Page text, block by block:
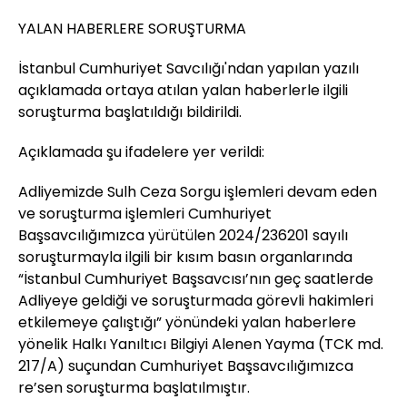
YALAN HABERLERE SORUŞTURMA
İstanbul Cumhuriyet Savcılığı'ndan yapılan yazılı
açıklamada ortaya atılan yalan haberlerle ilgili
soruşturma başlatıldığı bildirildi.
Açıklamada şu ifadelere yer verildi:
Adliyemizde Sulh Ceza Sorgu işlemleri devam eden
ve soruşturma işlemleri Cumhuriyet
Başsavcılığımızca yürütülen 2024/236201 sayılı
soruşturmayla ilgili bir kısım basın organlarında
“İstanbul Cumhuriyet Başsavcısı’nın geç saatlerde
Adliyeye geldiği ve soruşturmada görevli hakimleri
etkilemeye çalıştığı” yönündeki yalan haberlere
yönelik Halkı Yanıltıcı Bilgiyi Alenen Yayma (TCK md.
217/A) suçundan Cumhuriyet Başsavcılığımızca
re’sen soruşturma başlatılmıştır.